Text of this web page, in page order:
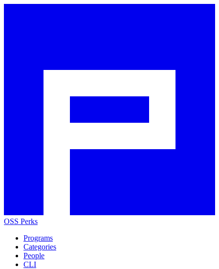
OSS Perks
Programs
Categories
People
CLI